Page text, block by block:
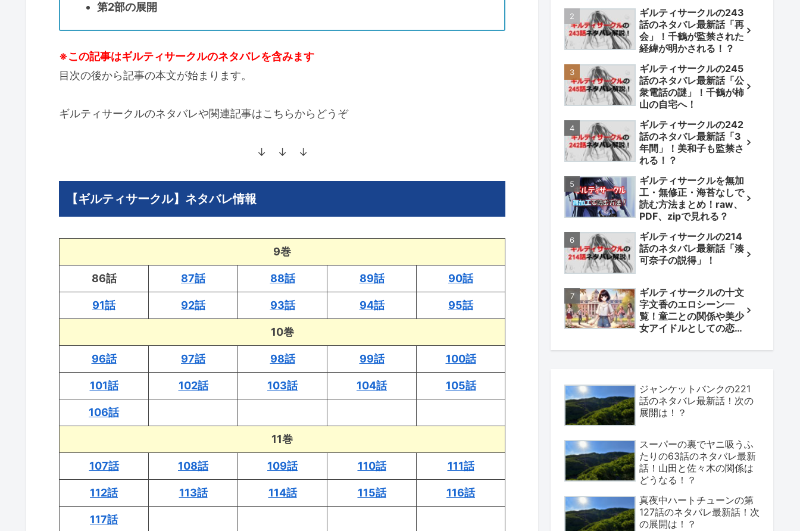
第2部の展開
※この記事はギルティサークルのネタバレを含みます
目次の後から記事の本文が始まります。
ギルティサークルのネタバレや関連記事はこちらからどうぞ
↓ ↓ ↓
【ギルティサークル】ネタバレ情報
9巻
86話 87話 88話 89話 90話
91話 92話 93話 94話 95話
10巻
96話 97話 98話 99話 100話
101話 102話 103話 104話 105話
106話
11巻
107話 108話 109話 110話 111話
112話 113話 114話 115話 116話
117話
ギルティサークルの243
話のネタバレ最新話「再
会」！千鶴が監禁された
経緯が明かされる！？
ギルティサークルの245
話のネタバレ最新話「公
衆電話の謎」！千鶴が柿
山の自宅へ！
ギルティサークルの242
話のネタバレ最新話「3
年間」！美和子も監禁さ
れる！？
ギルティサークルを無加
工・無修正・海苔なしで
読む方法まとめ！raw、
PDF、zipで見れる？
ギルティサークルの214
話のネタバレ最新話「湊
可奈子の説得」！
ギルティサークルの十文
字文香のエロシーン一
覧！童二との関係や美少
女アイドルとしての恋も
ジャンケットバンクの221
話のネタバレ最新話！次の
展開は！？
スーパーの裏でヤニ吸うふ
たりの63話のネタバレ最新
話！山田と佐々木の関係は
どうなる！？
真夜中ハートチューンの第
127話のネタバレ最新話！次
の展開は！？